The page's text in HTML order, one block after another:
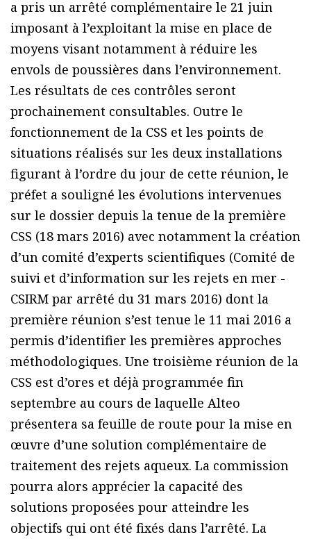
a pris un arrêté complémentaire le 21 juin
imposant à l’exploitant la mise en place de
moyens visant notamment à réduire les
envols de poussières dans l’environnement.
Les résultats de ces contrôles seront
prochainement consultables. Outre le
fonctionnement de la CSS et les points de
situations réalisés sur les deux installations
figurant à l’ordre du jour de cette réunion, le
préfet a souligné les évolutions intervenues
sur le dossier depuis la tenue de la première
CSS (18 mars 2016) avec notamment la création
d’un comité d’experts scientifiques (Comité de
suivi et d’information sur les rejets en mer -
CSIRM par arrêté du 31 mars 2016) dont la
première réunion s’est tenue le 11 mai 2016 a
permis d’identifier les premières approches
méthodologiques. Une troisième réunion de la
CSS est d’ores et déjà programmée fin
septembre au cours de laquelle Alteo
présentera sa feuille de route pour la mise en
œuvre d’une solution complémentaire de
traitement des rejets aqueux. La commission
pourra alors apprécier la capacité des
solutions proposées pour atteindre les
objectifs qui ont été fixés dans l’arrêté. La